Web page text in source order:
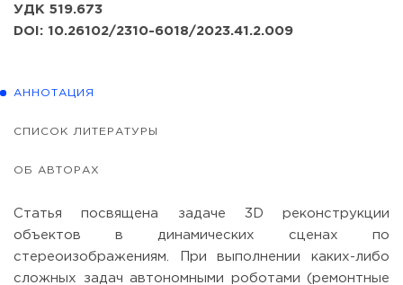
УДК 519.673
DOI: 10.26102/2310-6018/2023.41.2.009
АННОТАЦИЯ
СПИСОК ЛИТЕРАТУРЫ
ОБ АВТОРАХ
Статья посвящена задаче 3D реконструкции
объектов в динамических сценах по
стереоизображениям. При выполнении каких-либо
сложных задач автономными роботами (ремонтные